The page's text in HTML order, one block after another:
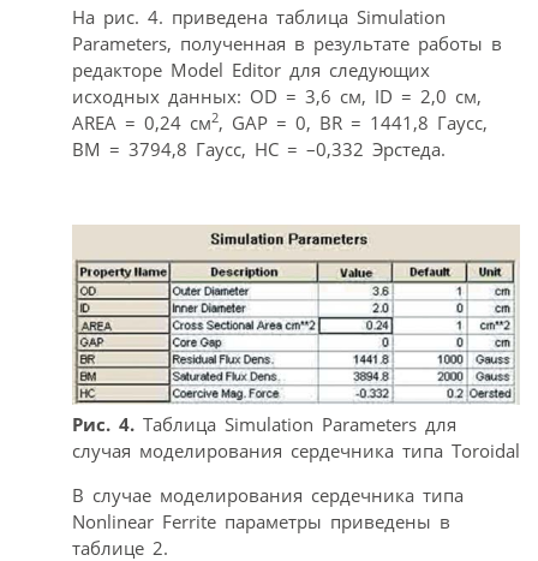
На рис. 4. приведена таблица Simulation
Parameters, полученная в результате работы в
редакторе Model Editor для следующих
исходных данных: OD = 3,6 см, ID = 2,0 см,
AREA = 0,24 см2, GAP = 0, BR = 1441,8 Гаусс,
BM = 3794,8 Гаусс, HC = –0,332 Эрстеда.
Рис. 4. Таблица Simulation Parameters для
случая моделирования сердечника типа Toroidal
В случае моделирования сердечника типа
Nonlinear Ferrite параметры приведены в
таблице 2.